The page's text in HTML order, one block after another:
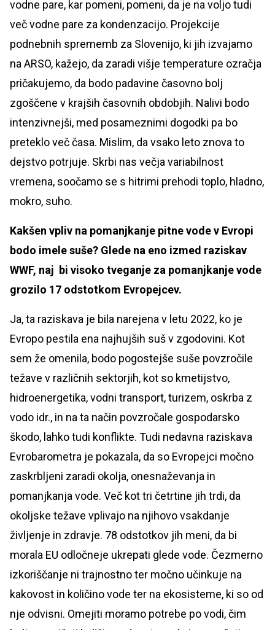
vodne pare, kar pomeni, pomeni, da je na voljo tudi
več vodne pare za kondenzacijo. Projekcije
podnebnih sprememb za Slovenijo, ki jih izvajamo
na ARSO, kažejo, da zaradi višje temperature ozračja
pričakujemo, da bodo padavine časovno bolj
zgoščene v krajših časovnih obdobjih. Nalivi bodo
intenzivnejši, med posameznimi dogodki pa bo
preteklo več časa. Mislim, da vsako leto znova to
dejstvo potrjuje. Skrbi nas večja variabilnost
vremena, soočamo se s hitrimi prehodi toplo, hladno,
mokro, suho.
Kakšen vpliv na pomanjkanje pitne vode v Evropi
bodo imele suše? Glede na eno izmed raziskav
WWF, naj bi visoko tveganje za pomanjkanje vode
grozilo 17 odstotkom Evropejcev.
Ja, ta raziskava je bila narejena v letu 2022, ko je
Evropo pestila ena najhujših suš v zgodovini. Kot
sem že omenila, bodo pogostejše suše povzročile
težave v različnih sektorjih, kot so kmetijstvo,
hidroenergetika, vodni transport, turizem, oskrba z
vodo idr., in na ta način povzročale gospodarsko
škodo, lahko tudi konflikte. Tudi nedavna raziskava
Evrobarometra je pokazala, da so Evropejci močno
zaskrbljeni zaradi okolja, onesnaževanja in
pomanjkanja vode. Več kot tri četrtine jih trdi, da
okoljske težave vplivajo na njihovo vsakdanje
življenje in zdravje. 78 odstotkov jih meni, da bi
morala EU odločneje ukrepati glede vode. Čezmerno
izkoriščanje ni trajnostno ter močno učinkuje na
kakovost in količino vode ter na ekosisteme, ki so od
nje odvisni. Omejiti moramo potrebe po vodi, čim